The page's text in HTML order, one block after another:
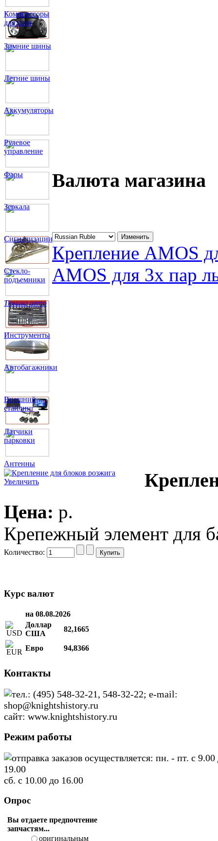
Компрессоры
для шин
Зимние шины
Летние шины
Аккумуляторы
Рулевое
управление
Фары
Зеркала
Сигнализации
Стекло-
подъемники
Тюнинг авто
Инструменты
Автобагажники
Внешний
стайлинг
Датчики
парковки
Антенны
Валюта магазина
Крепление AMOS
AMOS для 3х пар
Увеличить
Цена: p.
Крепежный элемент для
Количество:
Курс валют
на 08.08.2026
Доллар
США
82,1665
Евро 94,8366
Контакты
тел.: (495) 548-32-21, 548-32-22; e-mail:
shop@knightshistory.ru
сайт: www.knightshistory.ru
Режим работы
отправка заказов осуществляется: пн. - пт. с 9.00
19.00
сб. с 10.00 до 16.00
Опрос
Вы отдаете предпочтение
запчастям...
оригинальным